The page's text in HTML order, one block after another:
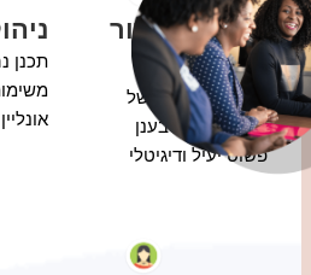
תכנן
מערכת סידור
עבודה
התקדם לשגרה של
סידור עבודה בענן
פשוט יעיל ודיגיטלי